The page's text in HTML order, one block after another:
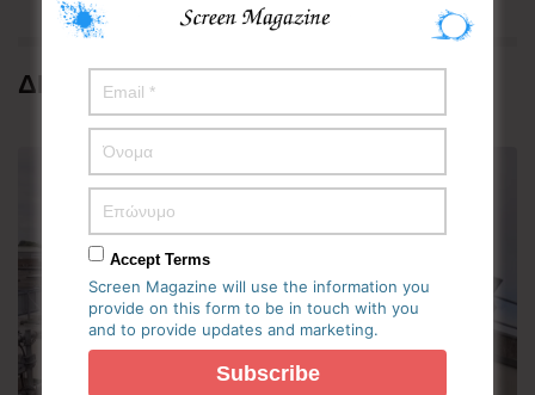
ΔΗΜΟΦΙΛΗ
Accept Terms
Screen Magazine will use the information you
provide on this form to be in touch with you
and to provide updates and marketing.